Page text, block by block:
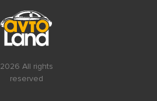
2026 All rights
reserved